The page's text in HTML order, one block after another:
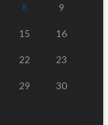
8 9
15 16
22 23
29 30